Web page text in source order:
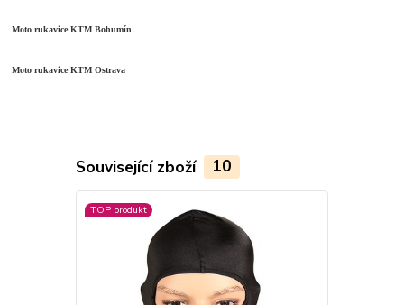
Moto rukavice KTM Bohumín
Moto rukavice KTM Ostrava
Související zboží 10
TOP produkt